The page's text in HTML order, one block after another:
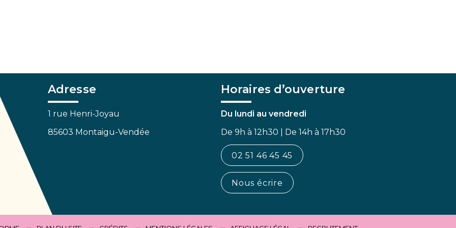
Adresse
1 rue Henri-Joyau
85603 Montaigu-Vendée
Horaires d’ouverture
Du lundi au vendredi
De 9h à 12h30 | De 14h à 17h30
02 51 46 45 45
Nous écrire